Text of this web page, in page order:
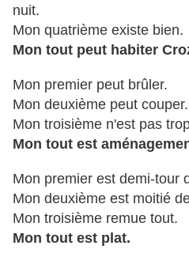
nuit.
Mon quatrième existe bien.
Mon tout peut habiter
Mon premier peut brûler.
Mon deuxième peut couper.
Mon troisième n'est pas
Mon tout est
Mon premier est demi-tour
Mon deuxième est moitié
Mon troisième remue tout.
Mon tout est plat.